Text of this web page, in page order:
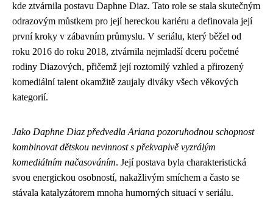
kde ztvárnila postavu Daphne Diaz. Tato role se stala skutečným
odrazovým můstkem pro její hereckou kariéru a definovala její
první kroky v zábavním průmyslu. V seriálu, který běžel od
roku 2016 do roku 2018, ztvárnila nejmladší dceru početné
rodiny Diazových, přičemž její roztomilý vzhled a přirozený
komediální talent okamžitě zaujaly diváky všech věkových
kategorií.
Jako Daphne Diaz předvedla Ariana pozoruhodnou schopnost
kombinovat dětskou nevinnost s překvapivě vyzrálým
komediálním načasováním. Její postava byla charakteristická
svou energickou osobností, nakažlivým smíchem a často se
stávala katalyzátorem mnoha humorných situací v seriálu.